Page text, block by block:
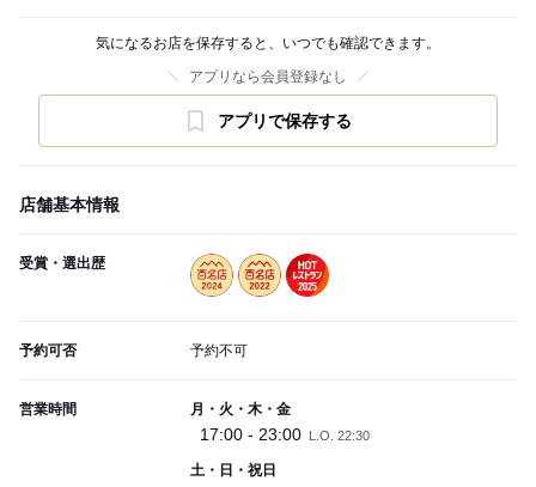
気になるお店を保存すると、いつでも確認できます。
アプリなら会員登録なし
アプリで保存する
店舗基本情報
受賞・選出歴
予約可否 予約不可
営業時間 月・火・木・金
17:00 - 23:00 L.O. 22:30
土・日・祝日